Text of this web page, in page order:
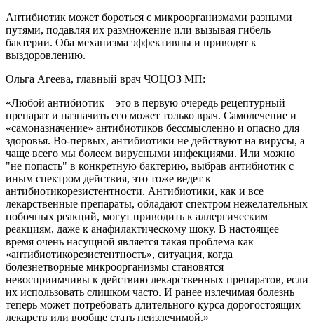
Антибиотик может бороться с микроорганизмами разными
путями, подавляя их размножение или вызывая гибель
бактерии. Оба механизма эффективны и приводят к
выздоровлению.
Ольга Агеева, главный врач ЧОЦОЗ МП:
«Любой антибиотик – это в первую очередь рецептурный
препарат и назначить его может только врач. Самолечение и
«самоназначение» антибиотиков бессмысленно и опасно для
здоровья. Во-первых, антибиотики не действуют на вирусы, а
чаще всего мы болеем вирусными инфекциями. Или можно
"не попасть" в конкретную бактерию, выбрав антибиотик с
иным спектром действия, это тоже ведет к
антибиотикорезистентности. Антибиотики, как и все
лекарственные препараты, обладают спектром нежелательных
побочных реакций, могут приводить к аллергическим
реакциям, даже к анафилактическому шоку. В настоящее
время очень насущной является такая проблема как
«антибиотикорезистентность», ситуация, когда
болезнетворные микроорганизмы становятся
невосприимчивы к действию лекарственных препаратов, если
их использовать слишком часто. И ранее излечимая болезнь
теперь может потребовать длительного курса дорогостоящих
лекарств или вообще стать неизлечимой.»